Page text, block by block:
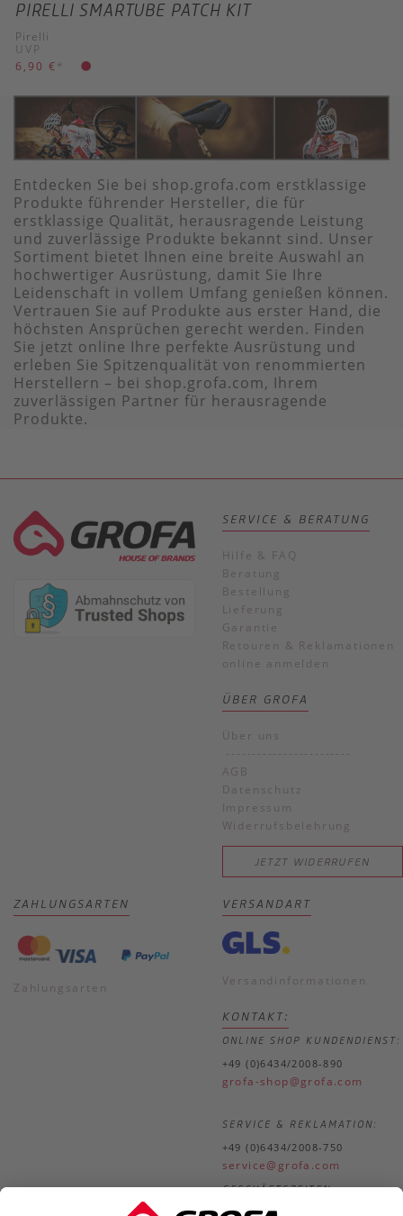
PIRELLI SMARTUBE PATCH KIT
Pirelli
UVP
6,90 € *
Entdecken Sie bei shop.grofa.com erstklassige
Produkte führender Hersteller, die für
erstklassige Qualität, herausragende Leistung
und zuverlässige Produkte bekannt sind. Unser
Sortiment bietet Ihnen eine breite Auswahl an
hochwertiger Ausrüstung, damit Sie Ihre
Leidenschaft in vollem Umfang genießen können.
Vertrauen Sie auf Produkte aus erster Hand, die
höchsten Ansprüchen gerecht werden. Finden
Sie jetzt online Ihre perfekte Ausrüstung und
erleben Sie Spitzenqualität von renommierten
Herstellern – bei shop.grofa.com, Ihrem
zuverlässigen Partner für herausragende
Produkte.
SERVICE & BERATUNG
Hilfe & FAQ
Beratung
Bestellung
Lieferung
Garantie
Retouren & Reklamationen
online anmelden
ÜBER GROFA
Über uns
------------------------
AGB
Datenschutz
Impressum
Widerrufsbelehrung
JETZT WIDERRUFEN
ZAHLUNGSARTEN
Zahlungsarten
VERSANDART
Versandinformationen
KONTAKT:
ONLINE SHOP KUNDENDIENST:
+49 (0)6434/2008-890
grofa-shop@grofa.com
SERVICE & REKLAMATION:
+49 (0)6434/2008-750
service@grofa.com
GESCHÄFTSZEITEN:
Mo.-